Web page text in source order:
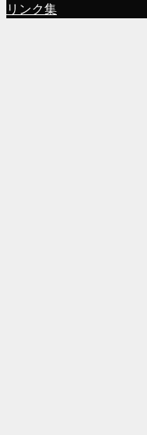
リンク集